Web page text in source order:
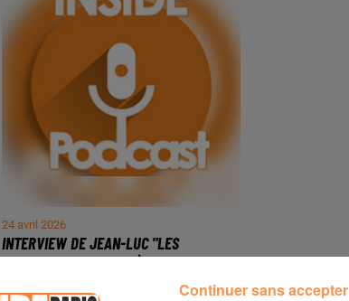
24 avril 2026
INTERVIEW DE JEAN-LUC "LES
PARCOURS DU COEUR" À LESCAR, SUR
Continuer sans accepter